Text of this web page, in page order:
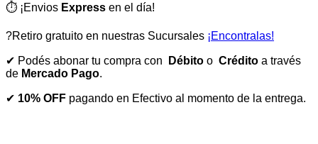
⏱️ ¡Envios Express en el día!
?Retiro gratuito en nuestras Sucursales ¡Encontralas!
✔ Podés abonar tu compra con Débito o Crédito a través
de Mercado Pago.
✔ 10% OFF pagando en Efectivo al momento de la entrega.